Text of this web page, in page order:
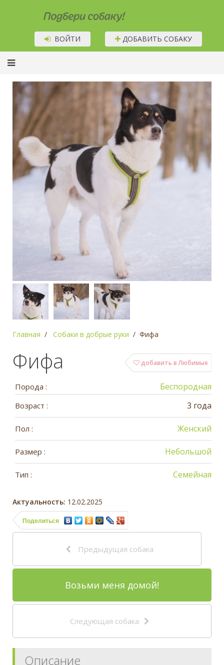
Подбери собаку!
ВОЙТИ ДОБАВИТЬ СОБАКУ
Главная Собаки в добрые руки Фифа
добавить в Любимые
Фифа
Порода : Беспородная
Возраст : 3 года
Пол : Женский
Размер : Небольшой
Тип : Семейная
Актуальность: 12.02.2025
Поделиться
Предыдущая собака
Возьми меня домой!
Следующая собака
Описание